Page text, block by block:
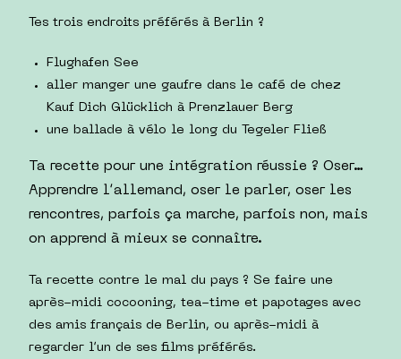
Tes trois endroits préférés à Berlin ?
Flughafen See
aller manger une gaufre dans le café de chez
Kauf Dich Glücklich à Prenzlauer Berg
une ballade à vélo le long du Tegeler Fließ
Ta recette pour une intégration réussie ? Oser…
Apprendre l’allemand, oser le parler, oser les
rencontres, parfois ça marche, parfois non, mais
on apprend à mieux se connaître.
Ta recette contre le mal du pays ? Se faire une
après-midi cocooning, tea-time et papotages avec
des amis français de Berlin, ou après-midi à
regarder l’un de ses films préférés.